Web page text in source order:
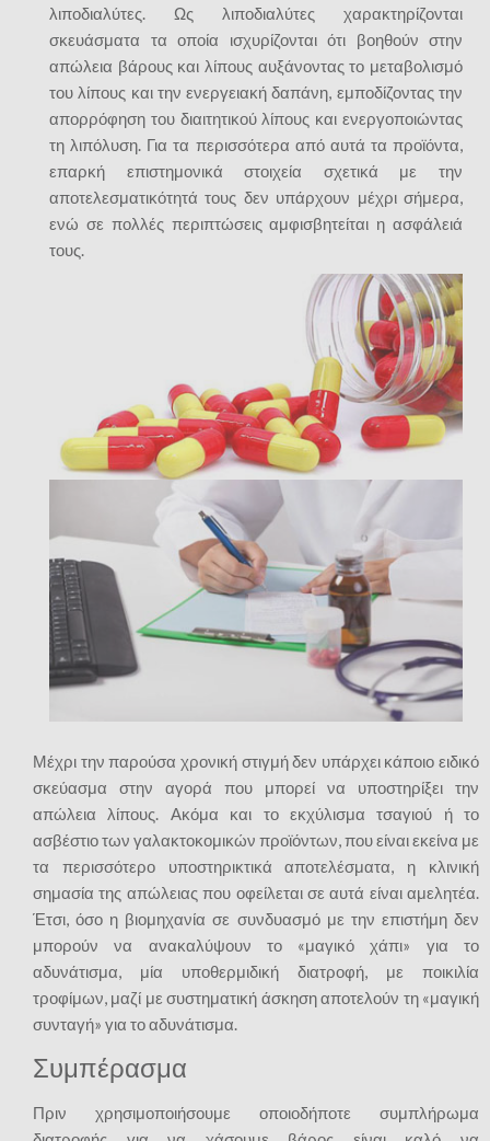
λιποδιαλύτες. Ως λιποδιαλύτες χαρακτηρίζονται
σκευάσματα τα οποία ισχυρίζονται ότι βοηθούν στην
απώλεια βάρους και λίπους αυξάνοντας το μεταβολισμό
του λίπους και την ενεργειακή δαπάνη, εμποδίζοντας την
απορρόφηση του διαιτητικού λίπους και ενεργοποιώντας
τη λιπόλυση. Για τα περισσότερα από αυτά τα προϊόντα,
επαρκή επιστημονικά στοιχεία σχετικά με την
αποτελεσματικότητά τους δεν υπάρχουν μέχρι σήμερα,
ενώ σε πολλές περιπτώσεις αμφισβητείται η ασφάλειά
τους.
Μέχρι την παρούσα χρονική στιγμή δεν υπάρχει κάποιο ειδικό
σκεύασμα στην αγορά που μπορεί να υποστηρίξει την
απώλεια λίπους. Ακόμα και το εκχύλισμα τσαγιού ή το
ασβέστιο των γαλακτοκομικών προϊόντων, που είναι εκείνα με
τα περισσότερο υποστηρικτικά αποτελέσματα, η κλινική
σημασία της απώλειας που οφείλεται σε αυτά είναι αμελητέα.
Έτσι, όσο η βιομηχανία σε συνδυασμό με την επιστήμη δεν
μπορούν να ανακαλύψουν το «μαγικό χάπι» για το
αδυνάτισμα, μία υποθερμιδική διατροφή, με ποικιλία
τροφίμων, μαζί με συστηματική άσκηση αποτελούν τη «μαγική
συνταγή» για το αδυνάτισμα.
Συμπέρασμα
Πριν χρησιμοποιήσουμε οποιοδήποτε συμπλήρωμα